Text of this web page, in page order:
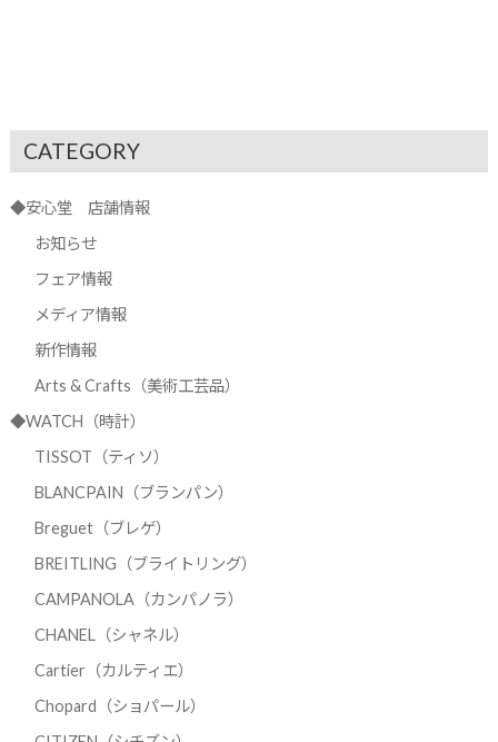
CATEGORY
◆安心堂 店舗情報
お知らせ
フェア情報
メディア情報
新作情報
Arts & Crafts（美術工芸品）
◆WATCH（時計）
TISSOT（ティソ）
BLANCPAIN（ブランパン）
Breguet（ブレゲ）
BREITLING（ブライトリング）
CAMPANOLA（カンパノラ）
CHANEL（シャネル）
Cartier（カルティエ）
Chopard（ショパール）